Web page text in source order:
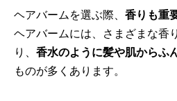
ヘアバームを選ぶ際、 香りも重
ヘアバームには、さまざまな香
り、 香水のように髪や肌からふ
ものが多くあります。